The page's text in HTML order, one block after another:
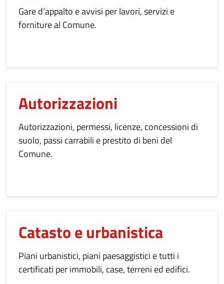
Gare d’appalto e avvisi per lavori, servizi e
forniture al Comune.
Autorizzazioni
Autorizzazioni, permessi, licenze, concessioni di
suolo, passi carrabili e prestito di beni del
Comune.
Catasto e urbanistica
Piani urbanistici, piani paesaggistici e tutti i
certificati per immobili, case, terreni ed edifici.